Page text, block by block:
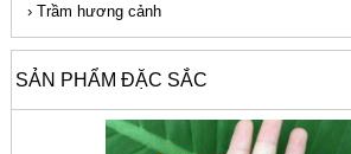
› Trầm hương cảnh
SẢN PHẨM ĐẶC SẮC